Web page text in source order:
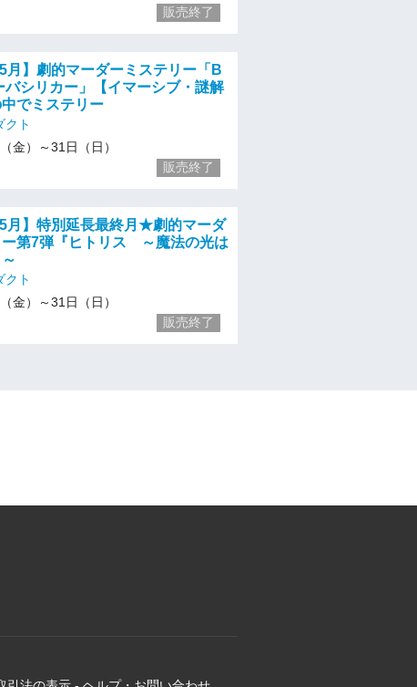
販売終了
月】劇的マーダーミステリー「B
シリカー」【イマーシブ・謎解
でミステリー
クト
金）～31日（日）
販売終了
月】特別延長最終月★劇的マーダ
ー第7弾『ヒトリス ～魔法の光は
クト
金）～31日（日）
販売終了